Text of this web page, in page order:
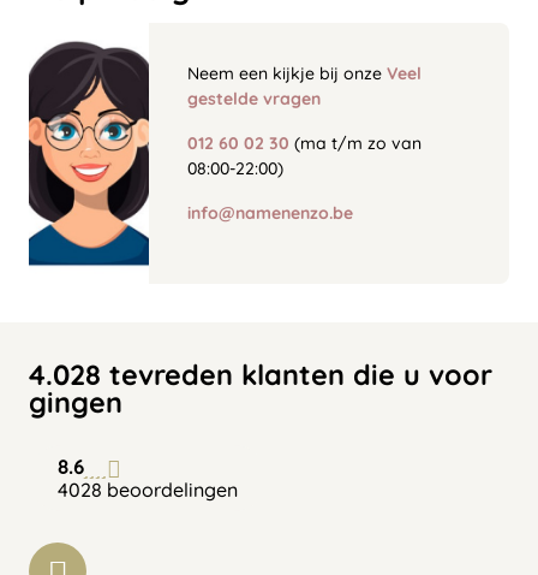
Neem een kijkje bij onze Veel
gestelde vragen
012 60 02 30 (ma t/m zo van
08:00-22:00)
info@namenenzo.be
4.028 tevreden klanten die u voor
gingen
8.6
4028 beoordelingen